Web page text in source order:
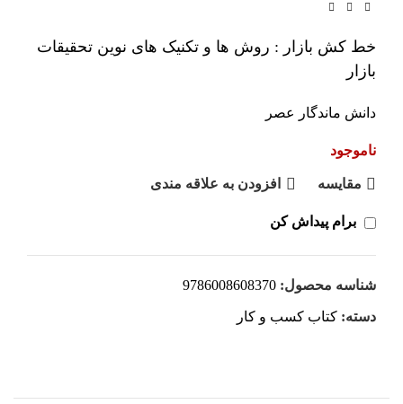
خط کش بازار : روش ها و تکنیک های نوین تحقیقات
بازار
دانش ماندگار عصر
ناموجود
مقايسه افزودن به علاقه مندی
برام پیداش کن
شناسه محصول: 9786008608370
دسته: کتاب کسب و کار